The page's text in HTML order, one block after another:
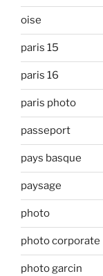
oise
paris 15
paris 16
paris photo
passeport
pays basque
paysage
photo
photo corporate
photo garcin